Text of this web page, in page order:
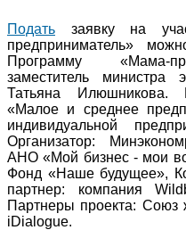
Подать заявку на
предприниматель»
Программу «Мама-
заместитель министра
Татьяна Илюшникова.
«Малое и среднее
индивидуальной
Организатор:
АНО «Мой бизнес - мои
Фонд «Наше будущее»,
партнер: компания
Партнеры проекта: Союз
iDialogue.